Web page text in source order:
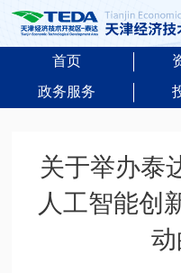
首页
政务服务
关于举办泰
人工智能创